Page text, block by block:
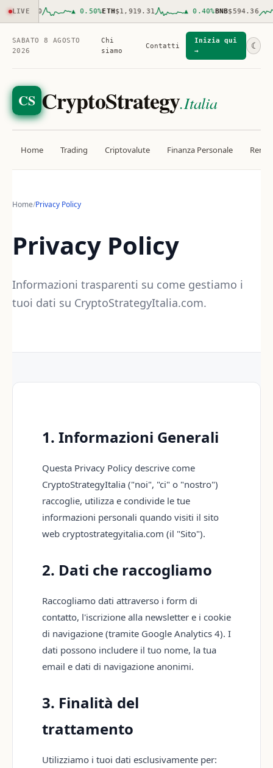
LIVE ▲ 0.50%ETH$1,919.31 ▲ 0.40%BNB$594.36
SABATO 8 AGOSTO
2026
Chi
siamo
Contatti
Inizia qui
→
☾
CS CryptoStrategy.Italia
Home Trading Criptovalute Finanza Personale
Home/Privacy Policy
Privacy Policy
Informazioni trasparenti su come gestiamo i
tuoi dati su CryptoStrategyItalia.com.
1. Informazioni Generali
Questa Privacy Policy descrive come
CryptoStrategyItalia ("noi", "ci" o "nostro")
raccoglie, utilizza e condivide le tue
informazioni personali quando visiti il sito
web cryptostrategyitalia.com (il "Sito").
2. Dati che raccogliamo
Raccogliamo dati attraverso i form di
contatto, l'iscrizione alla newsletter e i cookie
di navigazione (tramite Google Analytics 4). I
dati possono includere il tuo nome, la tua
email e dati di navigazione anonimi.
3. Finalità del
trattamento
Utilizziamo i tuoi dati esclusivamente per: